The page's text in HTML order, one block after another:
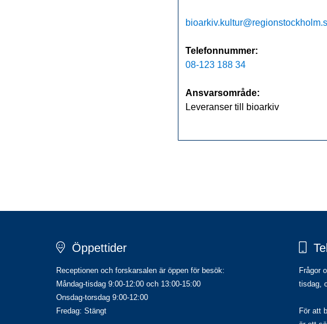
Telefonnummer:
08-123 188 34
Ansvarsområde:
Leveranser till bioarkiv
Öppettider
Receptionen och forskarsalen är öppen för besök:
Måndag-tisdag 9:00-12:00 och 13:00-15:00
Onsdag-torsdag 9:00-12:00
Fredag: Stängt
Frågor
tisdag,
För att